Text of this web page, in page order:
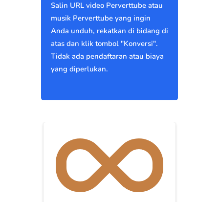
Salin URL video Perverttube atau
musik Perverttube yang ingin
Anda unduh, rekatkan di bidang di
atas dan klik tombol "Konversi".
Tidak ada pendaftaran atau biaya
yang diperlukan.